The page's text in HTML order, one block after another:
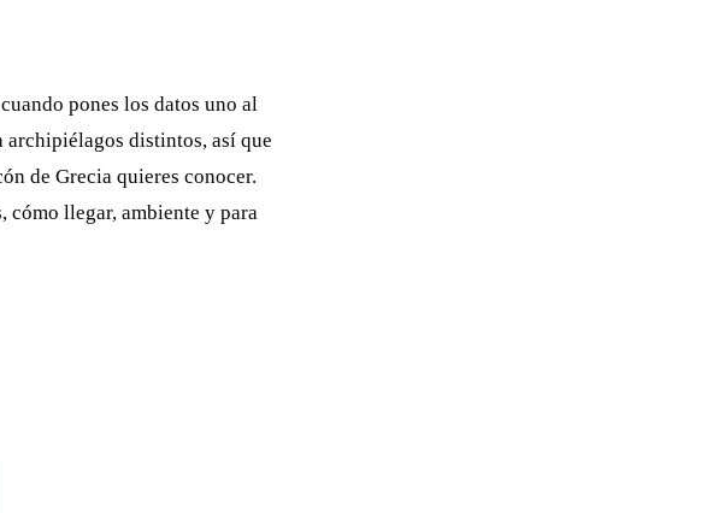
pones los datos uno al
archipiélagos distintos, así que
de Grecia quieres conocer.
cómo llegar, ambiente y para